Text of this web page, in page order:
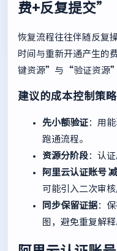
费+反复提交”
恢复流程往往伴随反复
时间与重新开通产生的
键资源”与“验证资源”
建议的成本控制策略
先小额验证 ：用
跑通流程。
资源分阶段 ：认
阿里云认证账号
可能引入二次审
同步保留证据 ：
图，避免重复解释